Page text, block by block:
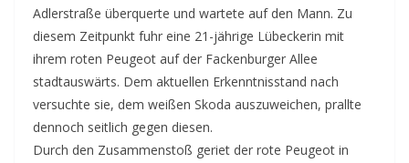
Adlerstraße überquerte und wartete auf den Mann. Zu
diesem Zeitpunkt fuhr eine 21-jährige Lübeckerin mit
ihrem roten Peugeot auf der Fackenburger Allee
stadtauswärts. Dem aktuellen Erkenntnisstand nach
versuchte sie, dem weißen Skoda auszuweichen, prallte
dennoch seitlich gegen diesen.
Durch den Zusammenstoß geriet der rote Peugeot in